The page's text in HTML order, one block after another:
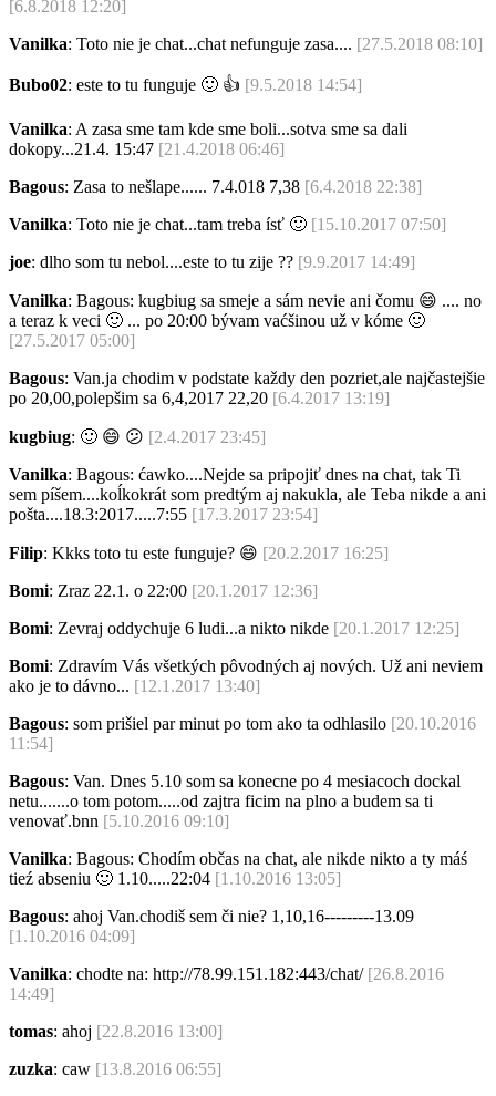
[6.8.2018 12:20]
Vanilka: Toto nie je chat...chat nefunguje zasa.... [27.5.2018 08:10]
Bubo02: este to tu funguje 🙂 👍 [9.5.2018 14:54]
Vanilka: A zasa sme tam kde sme boli...sotva sme sa dali
dokopy...21.4. 15:47 [21.4.2018 06:46]
Bagous: Zasa to nešlape...... 7.4.018 7,38 [6.4.2018 22:38]
Vanilka: Toto nie je chat...tam treba ísť 🙂 [15.10.2017 07:50]
joe: dlho som tu nebol....este to tu zije ?? [9.9.2017 14:49]
Vanilka: Bagous: kugbiug sa smeje a sám nevie ani čomu 😄 .... no
a teraz k veci 🙂 ... po 20:00 bývam vaćšinou už v kóme 🙂
[27.5.2017 05:00]
Bagous: Van.ja chodim v podstate každy den pozriet,ale najčastejšie
po 20,00,polepšim sa 6,4,2017 22,20 [6.4.2017 13:19]
kugbiug: 🙂 😄 😕 [2.4.2017 23:45]
Vanilka: Bagous: ćawko....Nejde sa pripojiť dnes na chat, tak Ti
sem píšem....koĺkokrát som predtým aj nakukla, ale Teba nikde a ani
pošta....18.3:2017.....7:55 [17.3.2017 23:54]
Filip: Kkks toto tu este funguje? 😄 [20.2.2017 16:25]
Bomi: Zraz 22.1. o 22:00 [20.1.2017 12:36]
Bomi: Zevraj oddychuje 6 ludi...a nikto nikde [20.1.2017 12:25]
Bomi: Zdravím Vás všetkých pôvodných aj nových. Už ani neviem
ako je to dávno... [12.1.2017 13:40]
Bagous: som prišiel par minut po tom ako ta odhlasilo [20.10.2016
11:54]
Bagous: Van. Dnes 5.10 som sa konecne po 4 mesiacoch dockal
netu.......o tom potom.....od zajtra ficim na plno a budem sa ti
venovať.bnn [5.10.2016 09:10]
Vanilka: Bagous: Chodím občas na chat, ale nikde nikto a ty máś
tieź abseniu 🙂 1.10.....22:04 [1.10.2016 13:05]
Bagous: ahoj Van.chodiš sem či nie? 1,10,16---------13.09
[1.10.2016 04:09]
Vanilka: chodte na: http://78.99.151.182:443/chat/ [26.8.2016
14:49]
tomas: ahoj [22.8.2016 13:00]
zuzka: caw [13.8.2016 06:55]